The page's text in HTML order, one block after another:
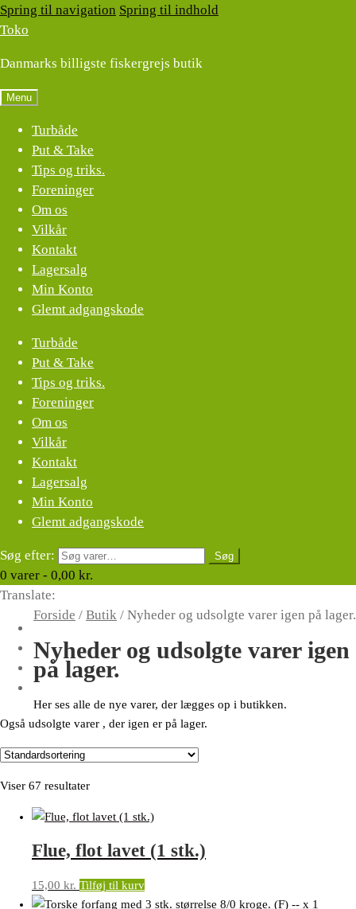
Spring til navigation Spring til indhold
Toko
Danmarks billigste fiskergrejs butik
Menu
Turbåde
Put & Take
Tips og triks.
Foreninger
Om os
Vilkår
Kontakt
Lagersalg
Min Konto
Glemt adgangskode
Turbåde
Put & Take
Tips og triks.
Foreninger
Om os
Vilkår
Kontakt
Lagersalg
Min Konto
Glemt adgangskode
Søg efter: Søg
0 varer - 0,00 kr.
Translate:
Forside / Butik / Nyheder og udsolgte varer igen på lager.
Nyheder og udsolgte varer igen
på lager.
Her ses alle de nye varer, der lægges op i butikken.
Også udsolgte varer , der igen er på lager.
Viser 67 resultater
Flue, flot lavet (1 stk.)
15,00 kr. Tilføj til kurv